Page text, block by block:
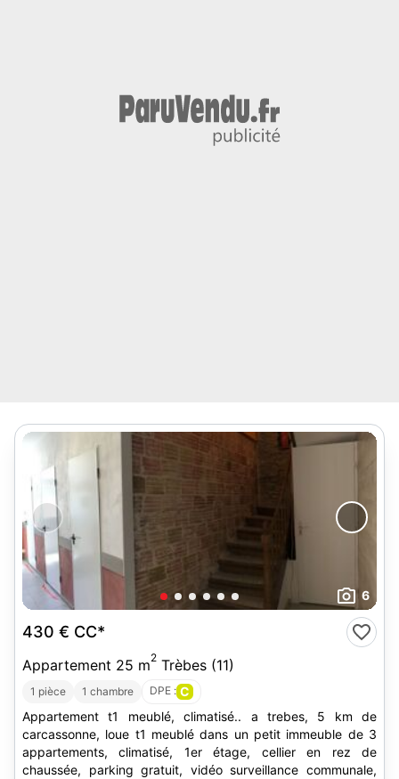
6
430 € CC*
Appartement 25 m2 Trèbes (11)
1 pièce 1 chambre DPE : C
Appartement t1 meublé, climatisé.. a trebes, 5 km de
carcassonne, loue t1 meublé dans un petit immeuble de 3
appartements, climatisé, 1er étage, cellier en rez de
chaussée, parking gratuit, vidéo surveillance communale,